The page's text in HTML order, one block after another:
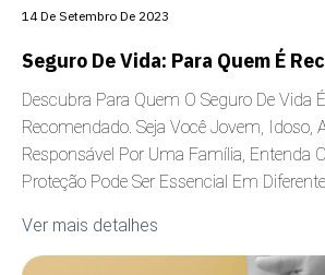
Seguro De Vida: Para Quem É
Descubra Para Quem O Seguro De Vida
Recomendado. Seja Você Jovem, Idoso,
Responsável Por Uma Família, Entenda
Proteção Pode Ser Essencial Em
Ver mais detalhes
14 De Setembro De 2023